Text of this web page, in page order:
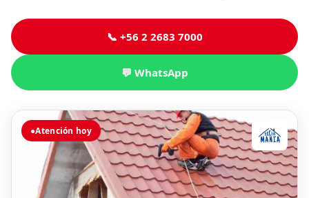
📞 +56 2 2683 7000
💬 WhatsApp
●Atención hoy